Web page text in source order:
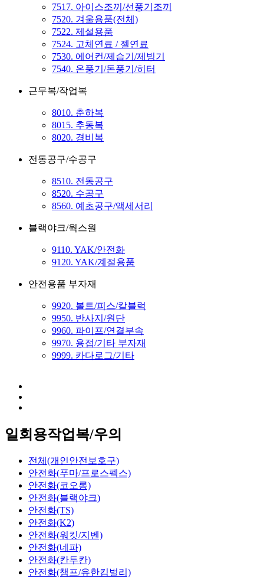
7517. 아이스조끼/선풍기조끼
7520. 겨울용품(전체)
7522. 제설용품
7524. 고체연료 / 젤연료
7530. 에어컨/제습기/제빙기
7540. 온풍기/돈풍기/히터
근무복/작업복
8010. 춘하복
8015. 추동복
8020. 경비복
전동공구/수공구
8510. 전동공구
8520. 수공구
8560. 예초공구/액세서리
블랙야크/웍스원
9110. YAK/안전화
9120. YAK/계절용품
안전용품 부자재
9920. 볼트/피스/칼블럭
9950. 반사지/원단
9960. 파이프/연결부속
9970. 용접/기타 부자재
9999. 카다로그/기타
일회용작업복/우의
전체(개인안전보호구)
안전화(푸마/프로스펙스)
안전화(코오롱)
안전화(블랙야크)
안전화(TS)
안전화(K2)
안전화(워킷/지벤)
안전화(네파)
안전화(칸투칸)
안전화(챔프/유한킴벌리)